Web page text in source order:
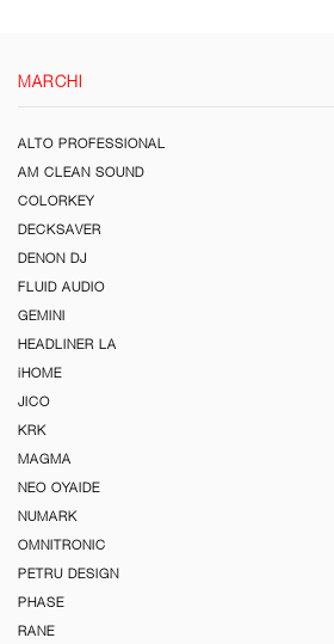
MARCHI
ALTO PROFESSIONAL
AM CLEAN SOUND
COLORKEY
DECKSAVER
DENON DJ
FLUID AUDIO
GEMINI
HEADLINER LA
iHOME
JICO
KRK
MAGMA
NEO OYAIDE
NUMARK
OMNITRONIC
PETRU DESIGN
PHASE
RANE